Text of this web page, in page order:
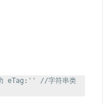
eTag:'' //字符串类